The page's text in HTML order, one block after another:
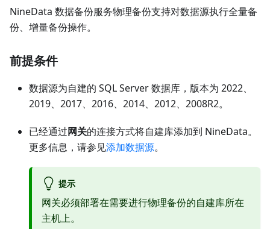
NineData 数据备份服务物理备份支持对数据源执行全量备
份、增量备份操作。
前提条件
数据源为自建的 SQL Server 数据库，版本为 2022、
2019、2017、2016、2014、2012、2008R2。
已经通过网关的连接方式将自建库添加到 NineData。
更多信息，请参见添加数据源。
提示
网关必须部署在需要进行物理备份的自建库所在
主机上。